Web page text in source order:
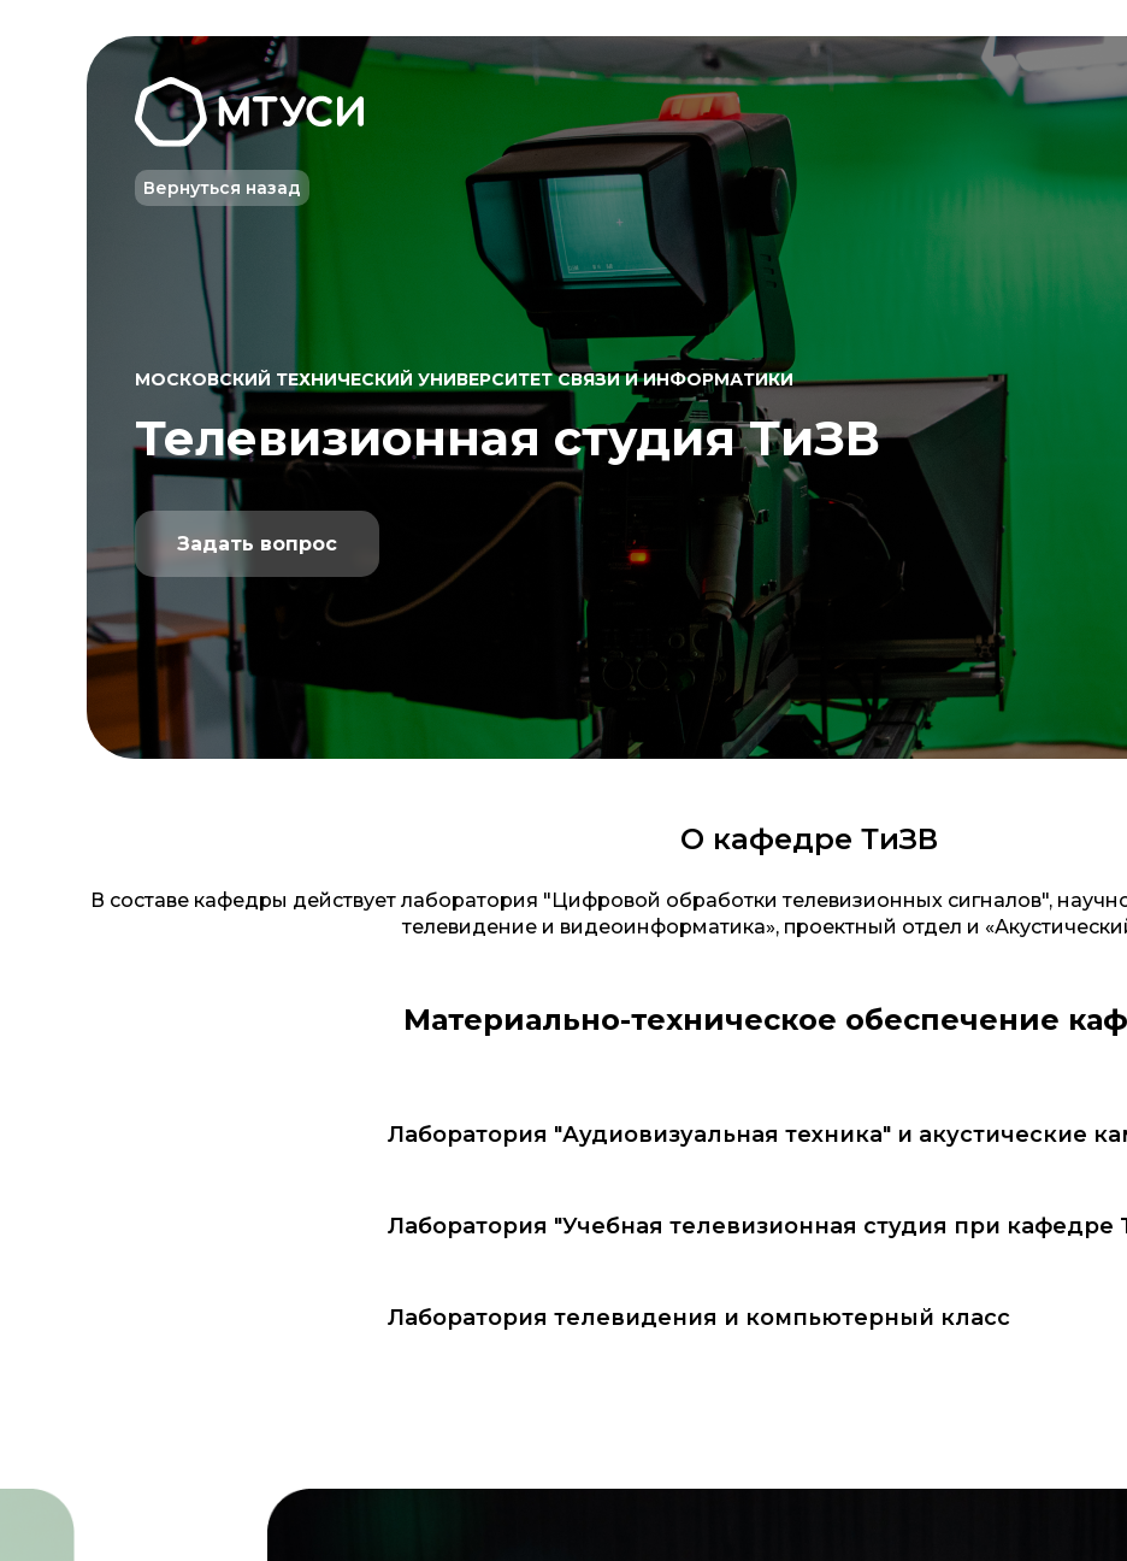
Телевизионная студия ТиЗВ
МОСКОВСКИЙ ТЕХНИЧЕСКИЙ УНИВЕРСИТЕТ СВЯЗИ И ИНФОРМАТИКИ
Задать вопрос
Вернуться назад
О кафедре ТиЗВ
В составе кафедры действует лаборатория "Цифровой обработки телевизионных сигналов",
телевидение и видеоинформатика», проектный отдел и
Материально-техническое обеспечение
Лаборатория "Аудиовизуальная техника" и акустические
Лаборатория "Учебная телевизионная студия при кафедре
Лаборатория телевидения и компьютерный класс